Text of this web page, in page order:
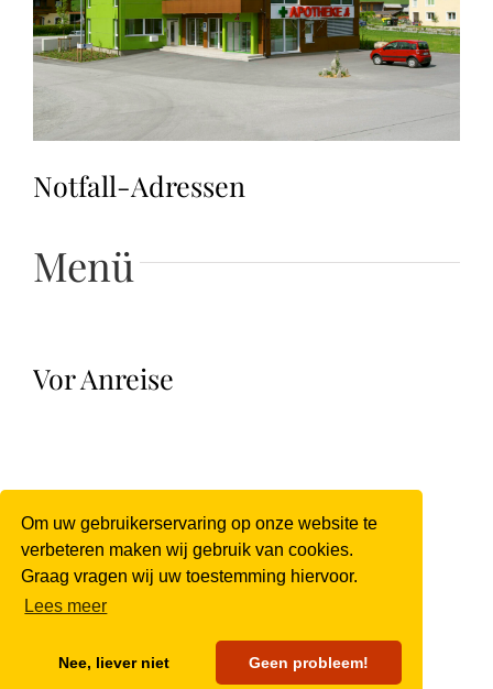
Om uw gebruikerservaring op onze website te
verbeteren maken wij gebruik van cookies.
Graag vragen wij uw toestemming hiervoor.
Lees meer
Nee, liever niet Geen probleem!
Notfall-Adressen
Menü
Vor Anreise
Während Aufenthalt
Vor Abreise